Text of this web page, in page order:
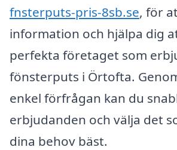
fnsterputs-pris-8sb.se, för
information och hjälpa dig
perfekta företaget som
fönsterputs i Örtofta.
enkel förfrågan kan du
erbjudanden och välja det
dina behov bäst.